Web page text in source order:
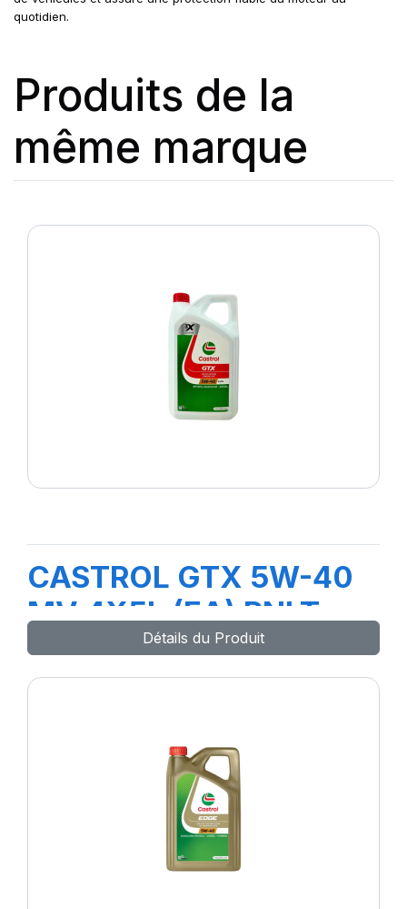
quotidien.
Produits de la
même marque
CASTROL GTX 5W-40
MV 4X5L (EA) RNLT
Détails du Produit